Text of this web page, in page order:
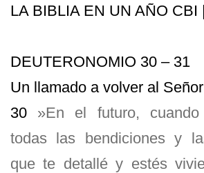
LA BIBLIA EN UN AÑO CBI
DEUTERONOMIO 30 – 31
Un llamado a volver al Señor
30 »En el futuro, cuando
todas las bendiciones y
que te detallé y estés